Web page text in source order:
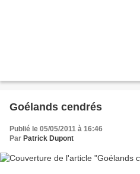
Goélands cendrés
Publié le 05/05/2011 à 16:46
Par Patrick Dupont